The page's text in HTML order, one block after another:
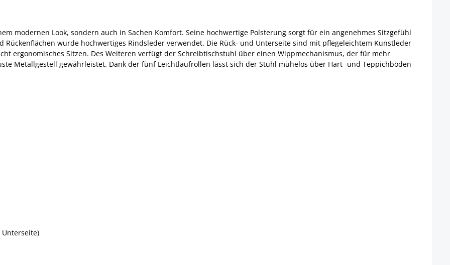
modernen Look, sondern auch in Sachen Komfort. Seine hochwertige Polsterung sorgt für ein angenehmes Sitzgefühl
wurde hochwertiges Rindsleder verwendet. Die Rück- und Unterseite sind mit pflegeleichtem Kunstleder
ergonomisches Sitzen. Des Weiteren verfügt der Schreibtischstuhl über einen Wippmechanismus, der für mehr
Metallgestell gewährleistet. Dank der fünf Leichtlaufrollen lässt sich der Stuhl mühelos über Hart- und Teppichböden
Unterseite)